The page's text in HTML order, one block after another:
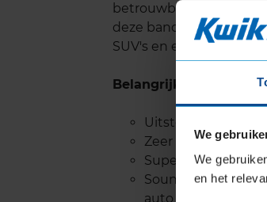
We
We
en het
betrouwbare handling
deze band een ideale
SUV's en elektrische
Belangrijke
Uitstekende grip
Zeer goede
Superieure
SoundComfort
auto tot wel 50%